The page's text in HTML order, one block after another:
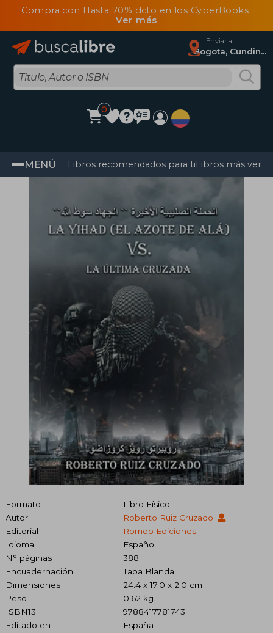
Compra con Hasta 70% dcto en los CyberBooks
Ver más
Enviar a
Bogota, Cundinamarca
0
MENÚ Libros recomendados para tiLibros más
Formato
Libro Físico
Autor
Roberto Ruiz Cruzado
Editorial
Romeo Ediciones
Idioma
Español
N° páginas
388
Encuadernación
Tapa Blanda
Dimensiones
24.4 x 17.0 x 2.0 cm
Peso
0.62 kg.
ISBN13
9788417781743
Editado en
España